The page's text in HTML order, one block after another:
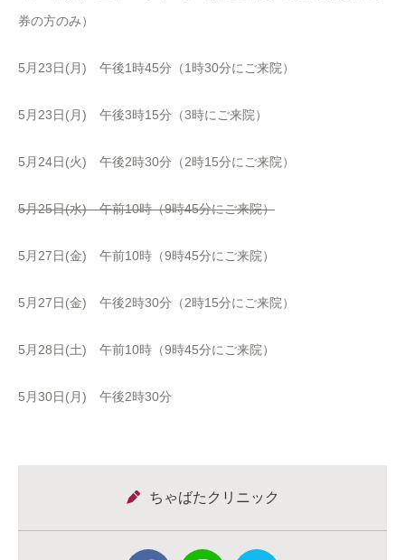
券の方のみ）
5月23日(月) 午後1時45分（1時30分にご来院）
5月23日(月) 午後3時15分（3時にご来院）
5月24日(火) 午後2時30分（2時15分にご来院）
5月25日(水) 午前10時（9時45分にご来院）
5月27日(金) 午前10時（9時45分にご来院）
5月27日(金) 午後2時30分（2時15分にご来院）
5月28日(土) 午前10時（9時45分にご来院）
5月30日(月) 午後2時30分
ちゃばたクリニック